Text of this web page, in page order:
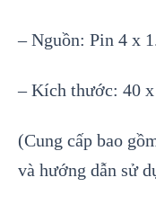
– Nguồn: Pin 4 x
– Kích thước: 40
(Cung cấp bao
và hướng dẫn sử